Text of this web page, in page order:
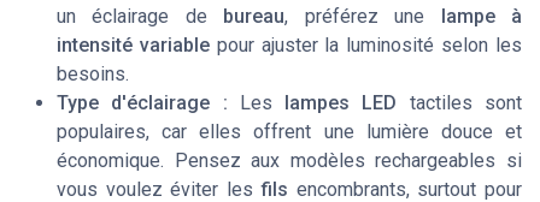
un éclairage de bureau, préférez une lampe à
intensité variablepour ajuster la luminosité selon les
besoins.
Type d'éclairage : Les lampes LED tactiles sont
populaires, car elles offrent une lumière douce et
économique. Pensez aux modèles rechargeables si
vous voulez éviter lesfils encombrants, surtout pour